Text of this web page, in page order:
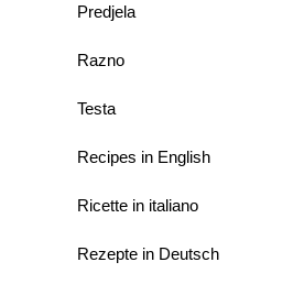
Predjela
Razno
Testa
Recipes in English
Ricette in italiano
Rezepte in Deutsch